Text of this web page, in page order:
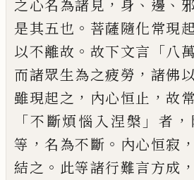
之心名為諸見 ， 身 、 邊 、
是其五也 。 菩薩隨化常現起
以不離故 。 故下文言 「八
而諸眾生為之疲勞 ， 諸佛
雖現起之 ， 內心恒止 ，故
「不斷煩惱入涅槃 」者 ，
等 ，名為不斷 。 內心恒寂
結之 。 此等諸行難言方成